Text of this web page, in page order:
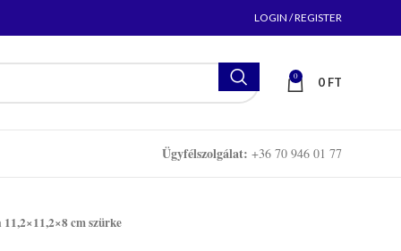
LOGIN / REGISTER
0 0 FT
Ügyfélszolgálat: +36 70 946 01 77
cm szürke